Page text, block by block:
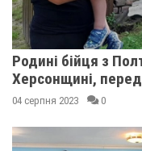
Родині бійця з
Херсонщині,
04 серпня 2023 0